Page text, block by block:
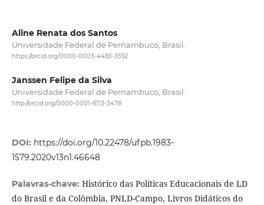
Aline Renata dos Santos
Universidade Federal de Pernambuco, Brasil.
https://orcid.org/0000-0003-4483-3592
Janssen Felipe da Silva
Universidade Federal de Pernambuco, Brasil.
http://orcid.org/0000-0001-8113-3478
DOI: https://doi.org/10.22478/ufpb.1983-
1579.2020v13n1.46648
Palavras-chave: Histórico das Políticas Educacionais de LD
do Brasil e da Colômbia, PNLD-Campo, Livros Didáticos do